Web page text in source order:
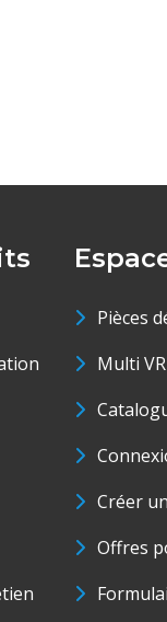
Pièces
Multi
Créer
Offres